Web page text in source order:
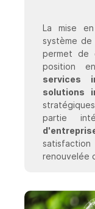
La mise
système de
permet de
position
services
solutions
partie
renouvelée